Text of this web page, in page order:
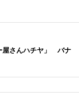
屋さんハチヤ」 バナ